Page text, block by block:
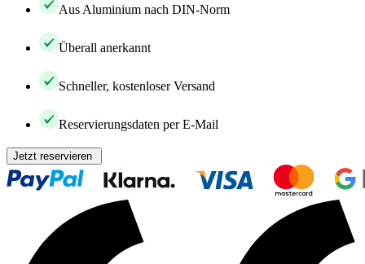
Aus Aluminium nach DIN-Norm
Überall anerkannt
Schneller, kostenloser Versand
Reservierungsdaten per E-Mail
Jetzt reservieren